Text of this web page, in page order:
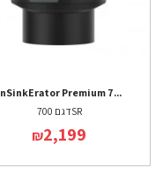
Premium 7...
דגם 700SR
₪2,199